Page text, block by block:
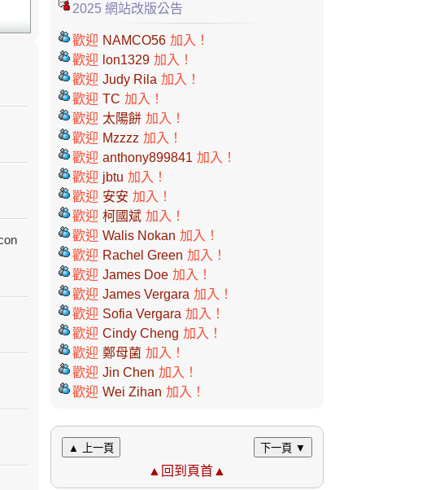
2025 網站改版公告
歡迎 NAMCO56 加入！
歡迎 lon1329 加入！
歡迎 Judy Rila 加入！
歡迎 TC 加入！
歡迎 太陽餅 加入！
歡迎 Mzzzz 加入！
歡迎 anthony899841 加入！
歡迎 jbtu 加入！
歡迎 安安 加入！
歡迎 柯國斌 加入！
歡迎 Walis Nokan 加入！
歡迎 Rachel Green 加入！
歡迎 James Doe 加入！
歡迎 James Vergara 加入！
歡迎 Sofia Vergara 加入！
歡迎 Cindy Cheng 加入！
歡迎 鄭母菌 加入！
歡迎 Jin Chen 加入！
歡迎 Wei Zihan 加入！
▲ 上一頁 下一頁 ▼
▲回到頁首▲